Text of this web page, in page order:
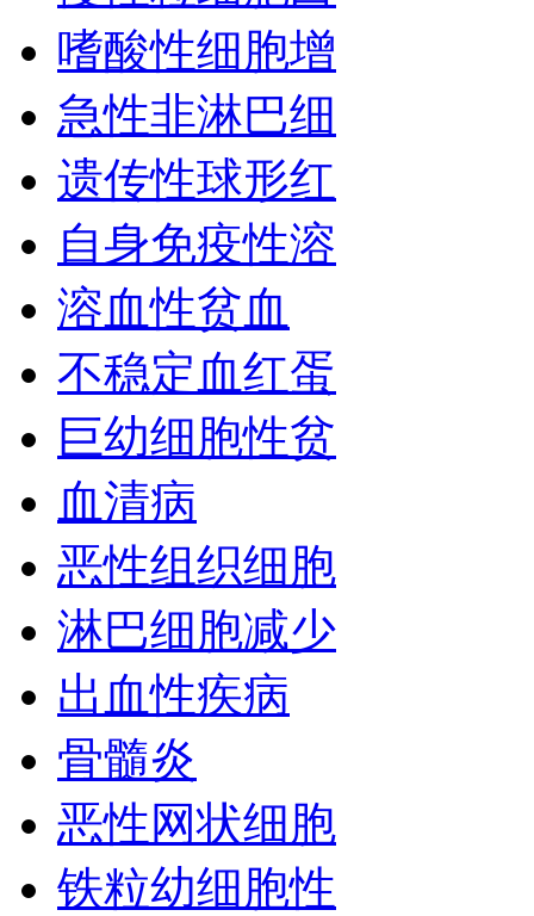
嗜酸性细胞增
急性非淋巴细
遗传性球形红
自身免疫性溶
溶血性贫血
不稳定血红蛋
巨幼细胞性贫
血清病
恶性组织细胞
淋巴细胞减少
出血性疾病
骨髓炎
恶性网状细胞
铁粒幼细胞性